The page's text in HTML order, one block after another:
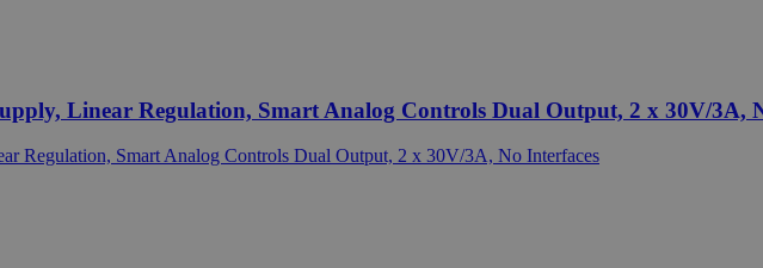
Linear Regulation, Smart Analog Controls Dual Output, 2 x 30V/3A,